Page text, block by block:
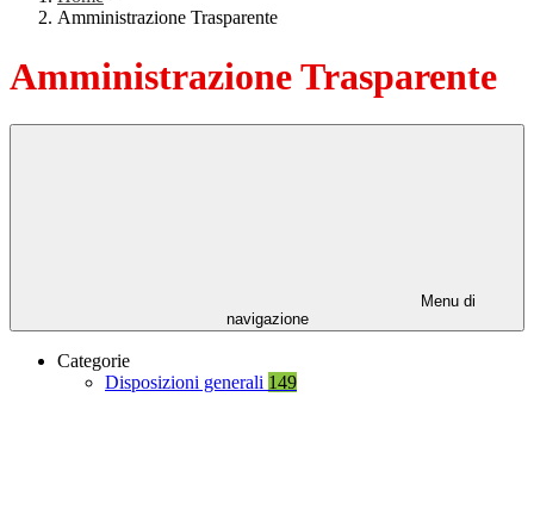
Amministrazione Trasparente
Amministrazione Trasparente
Menu di
navigazione
Categorie
Disposizioni generali 149